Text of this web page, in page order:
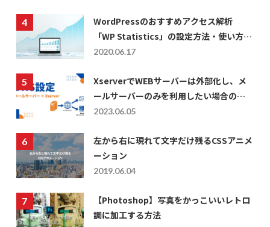
WordPressのおすすめアクセス解析
「WP Statistics」の設定方法・使い方に
ついて
2020.06.17
XserverでWEBサーバーは外部化し、メ
ールサーバーのみを利用したい場合の
DNS設定
2023.06.05
左から右に現れて文字だけ残るCSSアニメ
ーション
2019.06.04
【Photoshop】写真をかっこいいレトロ
調に加工する方法